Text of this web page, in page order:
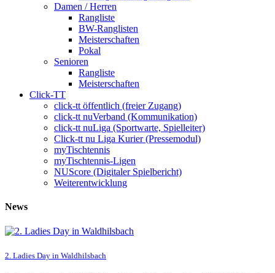
Damen / Herren
Rangliste
BW-Ranglisten
Meisterschaften
Pokal
Senioren
Rangliste
Meisterschaften
Click-TT
click-tt öffentlich (freier Zugang)
click-tt nuVerband (Kommunikation)
click-tt nuLiga (Sportwarte, Spielleiter)
Click-tt nu Liga Kurier (Pressemodul)
myTischtennis
myTischtennis-Ligen
NUScore (Digitaler Spielbericht)
Weiterentwicklung
News
2. Ladies Day in Waldhilsbach